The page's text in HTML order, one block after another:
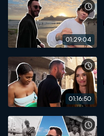
01:29:04
01:16:50